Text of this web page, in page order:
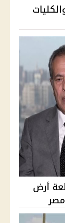
المرحلة الثانية 2026 والكليات
يطالب بسحب 32 قطعة أرض